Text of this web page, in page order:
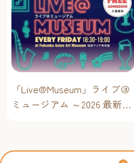
「Live@Museum」ライブ＠
ミュージアム ～2026 最新イ